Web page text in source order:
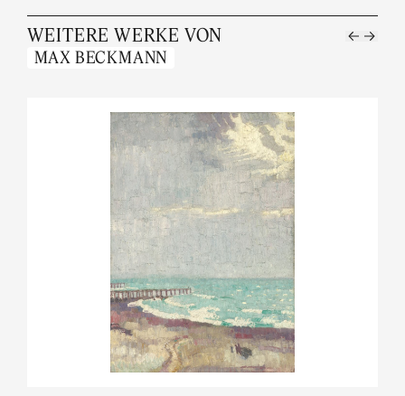
WEITERE WERKE VON
MAX BECKMANN